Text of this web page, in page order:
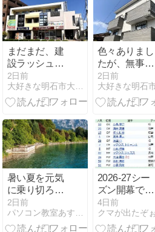
施されるみた
い！9月17
日〜19日
まだまだ、建
設ラッシュの
明石市 大久保
駅前です。
2日前
大好きな明石市大久保 大久保駅周辺のちょっとした情報
色々ありまし
たが、無事に
明石市 魚住に
あります、グ
ランシャリオ
いただきまし
た！！
2日前
暑い夏を元気
に乗り切ろ
う！8月のパ
ソコン教室♪
2日前
パソコン教室あすなろブログ | 明石市、西明石のパソコン教…
2026-27シー
ズン開幕で
す。。。
4日前